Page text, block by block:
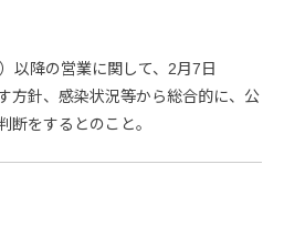
以降の営業に関して、2月7日
方針、感染状況等から総合的に、公
断をするとのこと。